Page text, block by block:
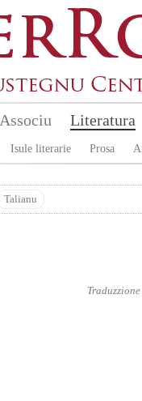
Associu Literatura
Isule literarie Prosa
Talianu